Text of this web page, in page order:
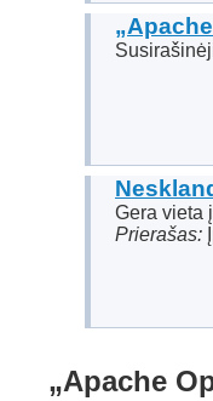
Gera vieta
Prierašas:
„Apache